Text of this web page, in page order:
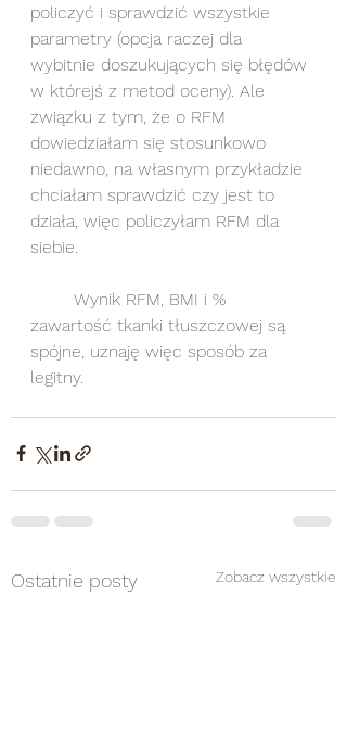
policzyć i sprawdzić wszystkie
parametry (opcja raczej dla
wybitnie doszukujących się błędów
w którejś z metod oceny). Ale
związku z tym, że o RFM
dowiedziałam się stosunkowo
niedawno, na własnym przykładzie
chciałam sprawdzić czy jest to
działa, więc policzyłam RFM dla
siebie.
zawartość tkanki tłuszczowej są
spójne, uznaję więc sposób za
legitny.
Ostatnie posty Zobacz wszystkie